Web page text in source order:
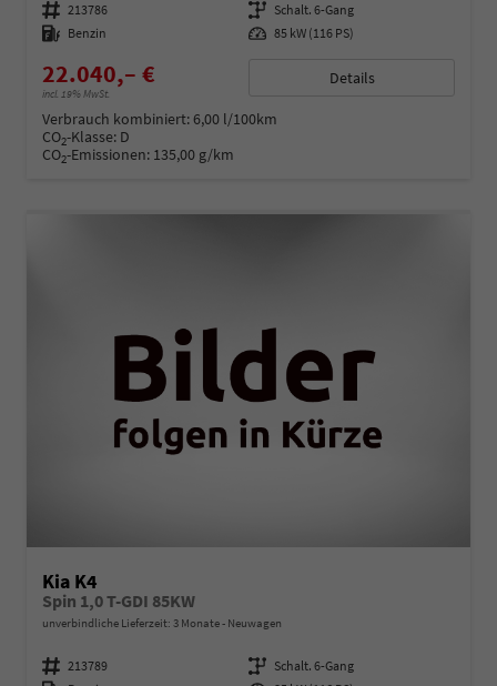
Fahrzeugnummer 213786 Getriebe Schalt. 6-Gang
Kraftstoff Benzin Leistung 85 kW (116 PS)
22.040,– €
incl. 19% MwSt.
Details
Verbrauch kombiniert:6,00 l/100km
CO2-Klasse: D
CO2-Emissionen: 135,00 g/km
Kia K4
Spin 1,0 T-GDI 85KW
unverbindliche Lieferzeit: 3 Monate Neuwagen
Fahrzeugnummer 213789 Getriebe Schalt. 6-Gang